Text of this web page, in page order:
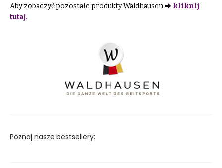
Aby zobaczyć pozostałe produkty Waldhausen ⮕ kliknij
tutaj.
Poznaj nasze bestsellery: